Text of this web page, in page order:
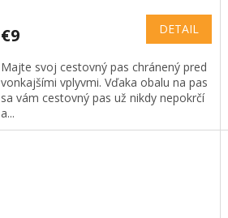
€9 DETAIL
Majte svoj cestovný pas chránený pred
vonkajšími vplyvmi. Vďaka obalu na pas
sa vám cestovný pas už nikdy nepokrčí
a...